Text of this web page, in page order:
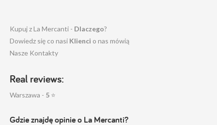
Kupuj z La Mercanti - Dlaczego?
Dowiedz się co nasi Klienci o nas mówią
Nasze Kontakty
Real reviews:
Warszawa - 5 ⭐
Gdzie znajdę opinie o La Mercanti?